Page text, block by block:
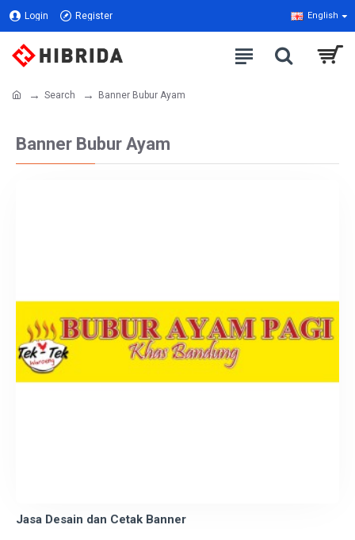
Login Register English
Search Banner Bubur Ayam
Banner Bubur Ayam
Jasa Desain dan Cetak Banner